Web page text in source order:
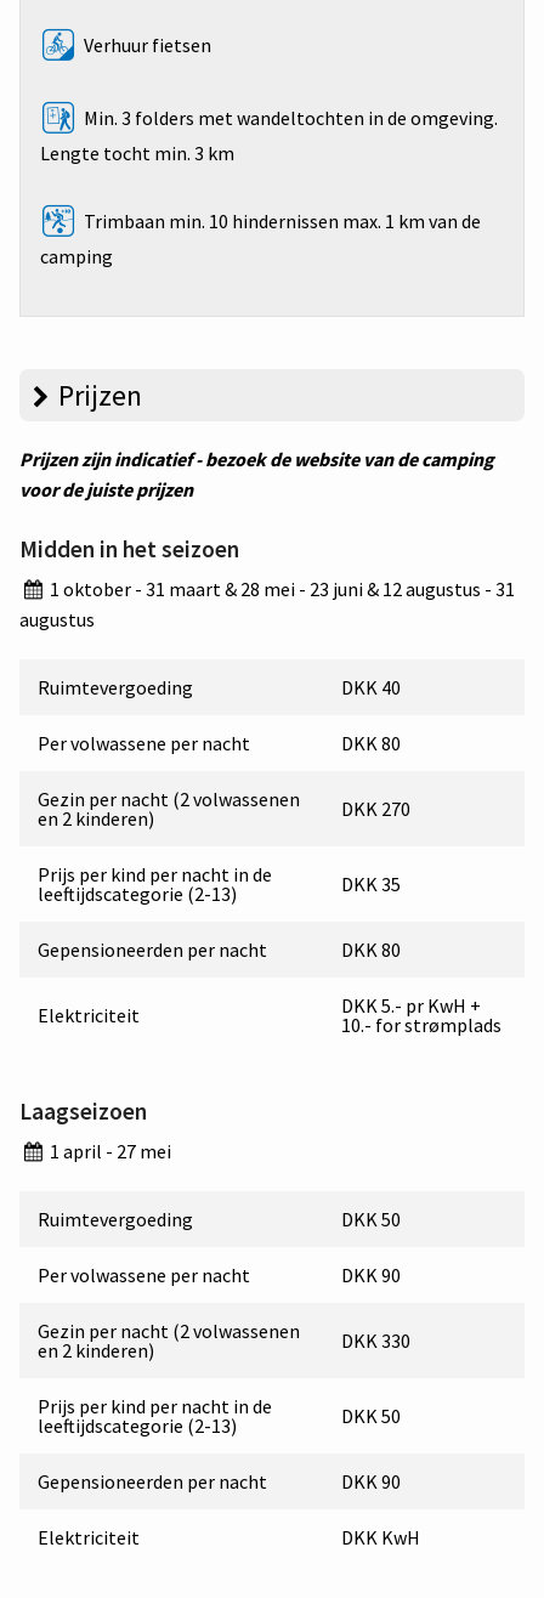
Verhuur fietsen
Min. 3 folders met wandeltochten in de omgeving.
Lengte tocht min. 3 km
Trimbaan min. 10 hindernissen max. 1 km van de
camping
Prijzen
Prijzen zijn indicatief - bezoek de website van de camping
voor de juiste prijzen
Midden in het seizoen
1 oktober - 31 maart & 28 mei - 23 juni & 12 augustus - 31
augustus
Ruimtevergoeding DKK 40
Per volwassene per nacht DKK 80
Gezin per nacht (2 volwassenen
en 2 kinderen)
DKK 270
Prijs per kind per nacht in de
leeftijdscategorie (2-13)
DKK 35
Gepensioneerden per nacht DKK 80
Elektriciteit
DKK 5.- pr KwH +
10.- for strømplads
Laagseizoen
1 april - 27 mei
Ruimtevergoeding DKK 50
Per volwassene per nacht DKK 90
Gezin per nacht (2 volwassenen
en 2 kinderen)
DKK 330
Prijs per kind per nacht in de
leeftijdscategorie (2-13)
DKK 50
Gepensioneerden per nacht DKK 90
Elektriciteit DKK KwH